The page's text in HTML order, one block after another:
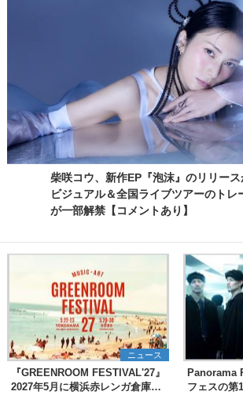
柴咲コウ、新作EP『泡沫』のリリー
ビジュアル＆全国ライブツアーのトレ
が一部解禁【コメントあり】
ニュース
『GREENROOM FESTIVAL'27』
2027年5月に横浜赤レンガ倉庫、
Panorama
フェスの第